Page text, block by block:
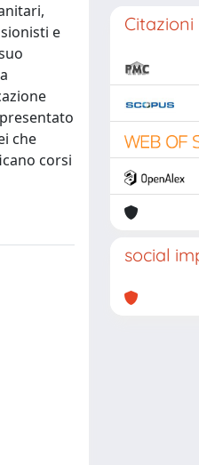
e
che
corsi
Citazioni
social